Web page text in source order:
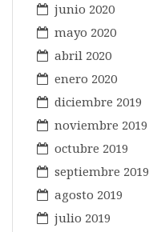
junio 2020
mayo 2020
abril 2020
enero 2020
diciembre 2019
noviembre 2019
octubre 2019
septiembre 2019
agosto 2019
julio 2019